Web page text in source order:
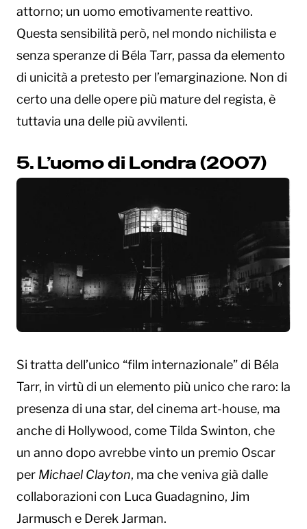
attorno; un uomo emotivamente reattivo.
Questa sensibilità però, nel mondo nichilista e
senza speranze di Béla Tarr, passa da elemento
di unicità a pretesto per l’emarginazione. Non di
certo una delle opere più mature del regista, è
tuttavia una delle più avvilenti.
5. L’uomo di Londra (2007)
Si tratta dell’unico “film internazionale” di Béla
Tarr, in virtù di un elemento più unico che raro: la
presenza di una star, del cinema art-house, ma
anche di Hollywood, come Tilda Swinton, che
un anno dopo avrebbe vinto un premio Oscar
per Michael Clayton, ma che veniva già dalle
collaborazioni con Luca Guadagnino, Jim
Jarmusch e Derek Jarman.